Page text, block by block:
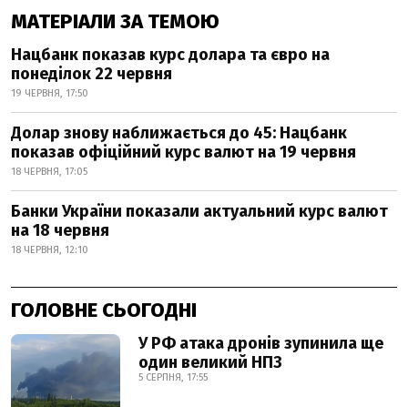
МАТЕРІАЛИ ЗА ТЕМОЮ
Нацбанк показав курс долара та євро на
понеділок 22 червня
19 ЧЕРВНЯ, 17:50
Долар знову наближається до 45: Нацбанк
показав офіційний курс валют на 19 червня
18 ЧЕРВНЯ, 17:05
Банки України показали актуальний курс валют
на 18 червня
18 ЧЕРВНЯ, 12:10
ГОЛОВНЕ СЬОГОДНІ
У РФ атака дронів зупинила ще
один великий НПЗ
5 СЕРПНЯ, 17:55